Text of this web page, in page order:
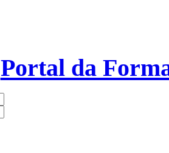
Portal da